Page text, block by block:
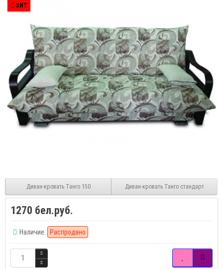
ХИТ
Диван-кровать Танго 150 Диван-кровать Танго стандарт
1270 бел.руб.
Наличие: Распродано